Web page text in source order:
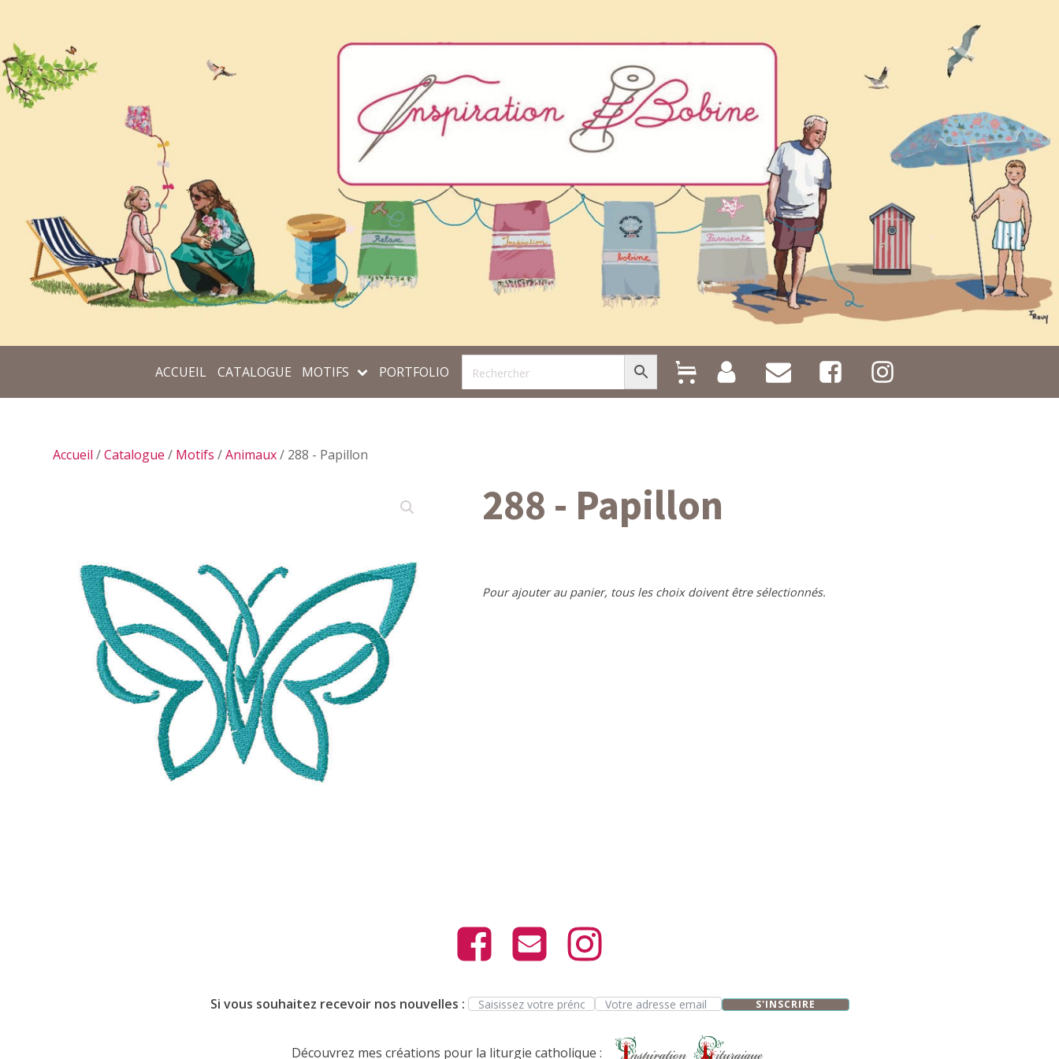
ACCUEIL CATALOGUE MOTIFS PORTFOLIO
Accueil /Catalogue / Motifs /Animaux/ 288 - Papillon
288 - Papillon
Pour ajouter au panier, tous les choix doivent être sélectionnés.
Si vous souhaitez recevoir nos nouvelles : S'INSCRIRE
Découvrez mes créations pour la liturgie catholique :